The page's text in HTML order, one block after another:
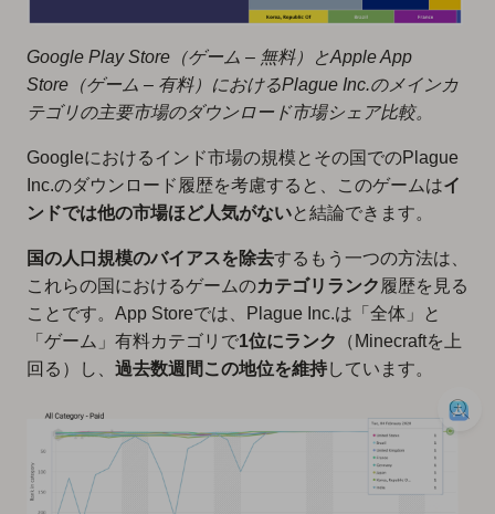
Google Play Store（ゲーム – 無料）とApple App
Store（ゲーム – 有料）におけるPlague Inc.のメインカ
テゴリの主要市場のダウンロード市場シェア比較。
Googleにおけるインド市場の規模とその国でのPlague
Inc.のダウンロード履歴を考慮すると、このゲームはイ
ンドでは他の市場ほど人気がないと結論できます。
国の人口規模のバイアスを除去するもう一つの方法は、
これらの国におけるゲームのカテゴリランク 履歴を見る
ことです。App Storeでは、Plague Inc.は「全体」と
「ゲーム」有料カテゴリで1位にランク
（Minecraftを上
回る）し、 過去数週間この地位を維持しています。